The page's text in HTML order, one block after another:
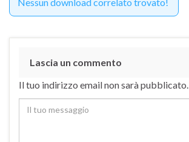
Lascia un commento
Il tuo indirizzo email non sarà pubblicato.